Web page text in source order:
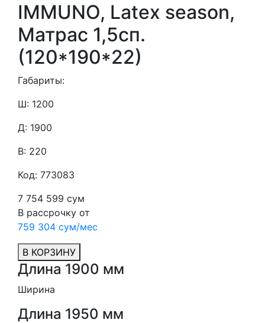
IMMUNO, Latex season,
Матрас 1,5сп.
(120*190*22)
Габариты:
Ш: 1200
Д: 1900
В: 220
Код: 773083
7 754 599 сум
В рассрочку от
759 304 сум/мес
В КОРЗИНУ
Длина 1900 мм
Ширина
Длина 1950 мм